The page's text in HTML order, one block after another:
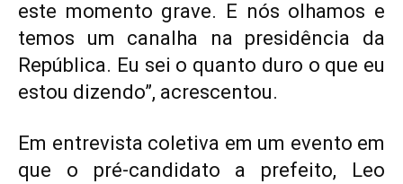
este momento grave. E nós olhamos e
temos um canalha na presidência da
República. Eu sei o quanto duro o que eu
estou dizendo”, acrescentou.
Em entrevista coletiva em um evento em
que o pré-candidato a prefeito, Leo